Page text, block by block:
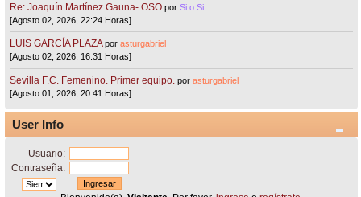
Re: Joaquín Martínez Gauna- OSO porSi o Si
[Agosto 02, 2026, 22:24 Horas]
LUIS GARCÍA PLAZA porasturgabriel
[Agosto 02, 2026, 16:31 Horas]
Sevilla F.C. Femenino. Primer equipo. porasturgabriel
[Agosto 01, 2026, 20:41 Horas]
User Info
Usuario:
Contraseña: